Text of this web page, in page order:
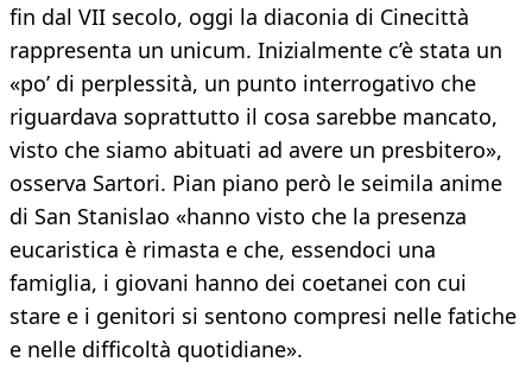
fin dal VII secolo, oggi la diaconia di Cinecittà
rappresenta un unicum. Inizialmente c’è stata un
«po’ di perplessità, un punto interrogativo che
riguardava soprattutto il cosa sarebbe mancato,
visto che siamo abituati ad avere un presbitero»,
osserva Sartori. Pian piano però le seimila anime
di San Stanislao «hanno visto che la presenza
eucaristica è rimasta e che, essendoci una
famiglia, i giovani hanno dei coetanei con cui
stare e i genitori si sentono compresi nelle fatiche
e nelle difficoltà quotidiane».